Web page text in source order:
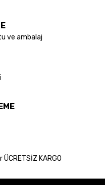
ve ambalaj
KARGO